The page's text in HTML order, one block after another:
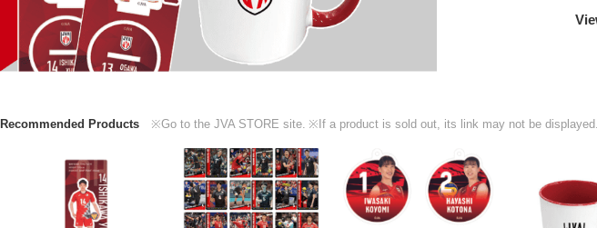
Recommended Products ※Go to the JVA STORE site. ※If a product is sold out, its link may not be displayed.